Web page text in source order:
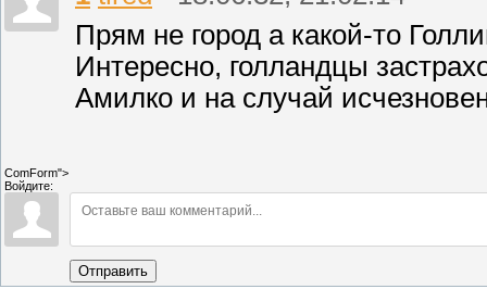
Прям не город а какой-то
Интересно, голландцы
Амилко и на случай
ComForm">
Войдите:
Отправить